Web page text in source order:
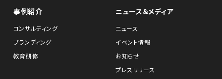
事例紹介
コンサルティング
ブランディング
教育研修
ニュース＆メディア
ニュース
イベント情報
お知らせ
プレスリリース